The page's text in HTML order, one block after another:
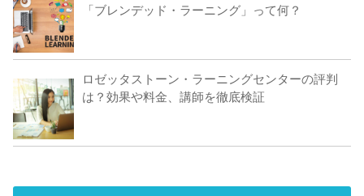
「ブレンデッド・ラーニング」って何？
ロゼッタストーン・ラーニングセンターの評判
は？効果や料金、講師を徹底検証